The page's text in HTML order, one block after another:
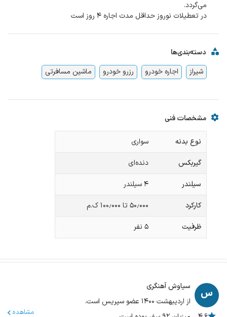
در تعطیلات نوروز حداقل مدت اجاره 4 روز است
دسته‌بندی‌ها
شیراز اجاره خودرو رزرو خودرو ماشین مسافرتی
مشخصات فنی
نوع بدنه
سواری
گیربکس
دنده‌ای
سیلندر
۴ سیلندر
کارکرد
۵۰٫۰۰۰ تا ۱۰۰٫۰۰۰ ک.م
ظرفیت
۵ نفر
سیاوش آهنگری
از اردیبهشت ۱۴۰۰ عضو سپریس است.
مشاهده